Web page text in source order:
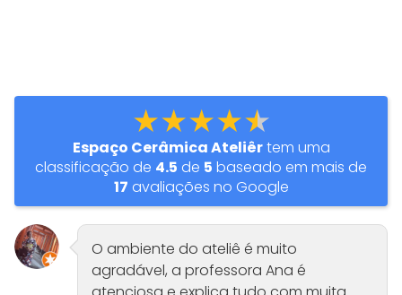
★★★★★
Espaço Cerâmica Ateliêrtem uma
classificação de 4.5 de 5 baseado em mais de
17 avaliações no Google
O ambiente do ateliê é muito
agradável, a professora Ana é